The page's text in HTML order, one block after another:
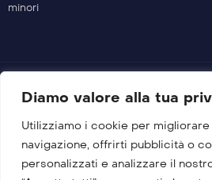
Diamo valore alla tua
Utilizziamo i cookie per
navigazione, offrirti pubblicità o
personalizzati e analizzare il
Safe Drive – 394^
Safe Drive – 393^
minori
© 2026 GMG Media Company Di
Sede legale: Corso Umberto
Venticano (AV)